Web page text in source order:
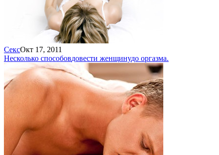
СексОкт 17, 2011
Несколько способовдовести женщинудо оргазма.